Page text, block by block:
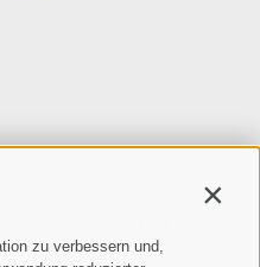
zu verbessern und,